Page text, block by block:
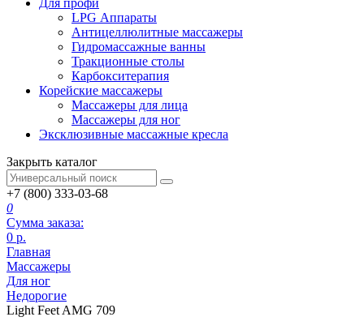
LPG Аппараты
Антицеллюлитные массажеры
Гидромассажные ванны
Тракционные столы
Карбокситерапия
Корейские массажеры
Массажеры для лица
Массажеры для ног
Эксклюзивные массажные кресла
Закрыть каталог
+7 (800) 333-03-68
0
Сумма заказа:
0 р.
Главная
Массажеры
Для ног
Недорогие
Light Feet AMG 709